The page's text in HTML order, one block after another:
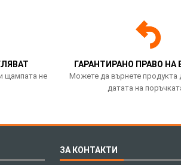
щампата не
ГАРАНТИРАНО ПРАВО
Можете да върнете продукта
датата на
ЗА КОНТАКТИ